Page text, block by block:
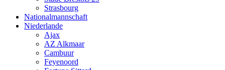
Strasbourg
Nationalmannschaft
Niederlande
Ajax
AZ Alkmaar
Cambuur
Feyenoord